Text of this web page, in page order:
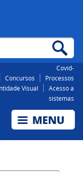
Covid-
Concursos
Processos
Visual
Acesso a
sistemas